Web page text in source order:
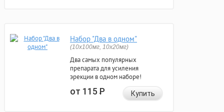
Набор "Два в одном"
(10x100мг, 10x20мг)
Два самых популярных
препарата для усиления
эрекции в одном наборе!
от 115Р Купить